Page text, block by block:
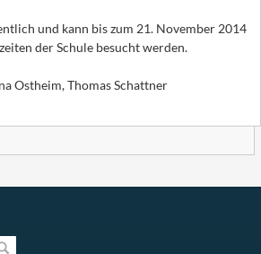
und kann bis zum 21. November 2014
der Schule besucht werden.
Ostheim, Thomas Schattner